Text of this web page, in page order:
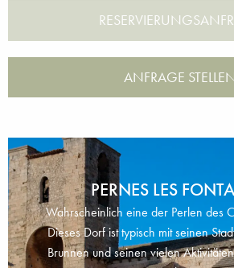
ANFRAGE
PERNES LES
Wahrscheinlich eine der Perlen des
Dieses Dorf ist typisch mit seinen
Brunnen und seinen vielen